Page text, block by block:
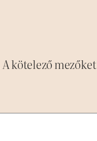
A kötelező mezőket